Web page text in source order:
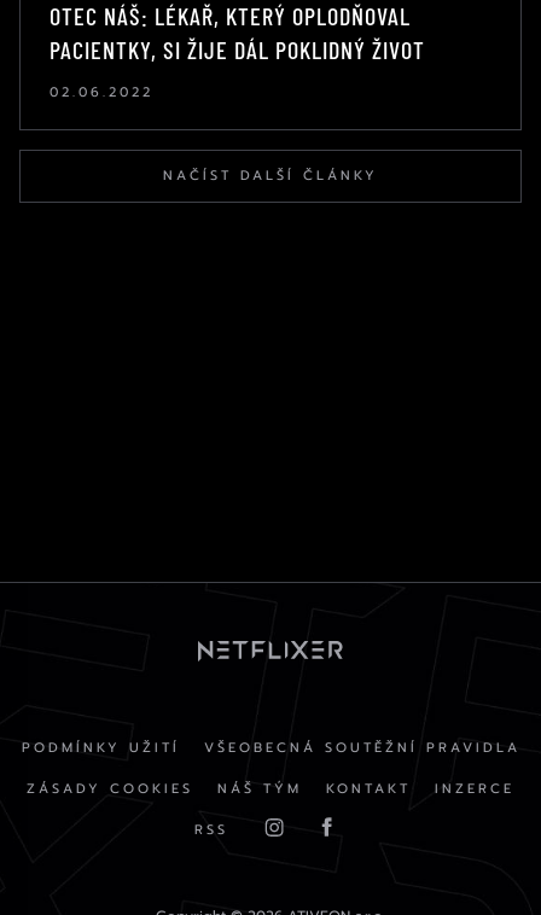
OTEC NÁŠ: LÉKAŘ, KTERÝ OPLODŇOVAL
PACIENTKY, SI ŽIJE DÁL POKLIDNÝ ŽIVOT
02.06.2022
NAČÍST DALŠÍ ČLÁNKY
PODMÍNKY UŽITÍ
VŠEOBECNÁ SOUTĚŽNÍ PRAVIDLA
ZÁSADY COOKIES
NÁŠ TÝM KONTAKT
INZERCE
RSS